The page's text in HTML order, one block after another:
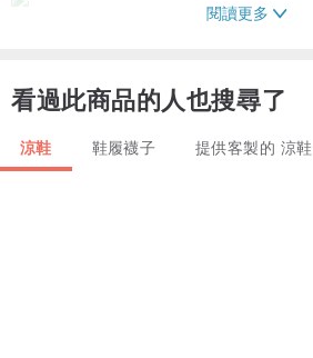
閱讀更多
看過此商品的人也搜尋了
涼鞋 鞋履襪子 提供客製的 涼鞋